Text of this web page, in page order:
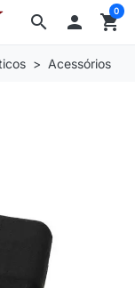
search  shopping_cart
0
Acessórios